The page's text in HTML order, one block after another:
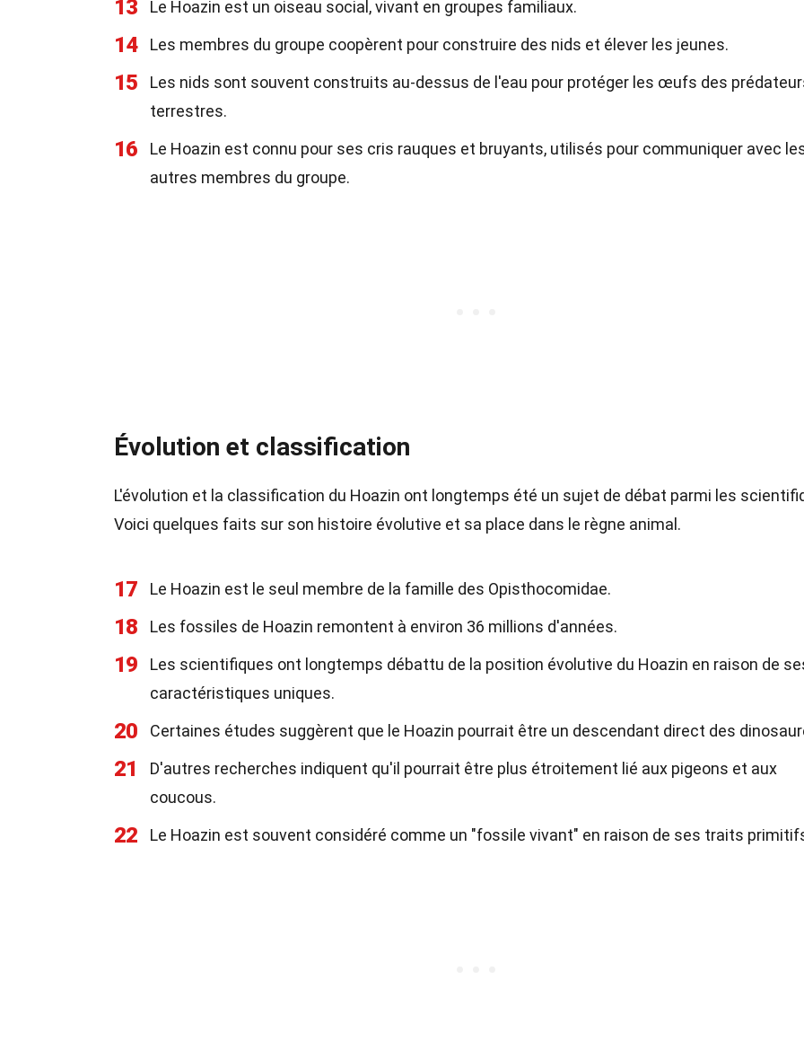
13 Le Hoazin est un oiseau social, vivant en groupes familiaux.
14 Les membres du groupe coopèrent pour construire des nids et élever les jeunes.
15
Les nids sont souvent construits au-dessus de l'eau pour protéger les œufs des
terrestres.
16
Le Hoazin est connu pour ses cris rauques et bruyants, utilisés pour communiquer avec
autres membres du groupe.
Évolution et classification
L'évolution et la classification du Hoazin ont longtemps été un sujet de débat parmi les
Voici quelques faits sur son histoire évolutive et sa place dans le règne animal.
17 Le Hoazin est le seul membre de la famille des Opisthocomidae.
18 Les fossiles de Hoazin remontent à environ 36 millions d'années.
19
Les scientifiques ont longtemps débattu de la position évolutive du Hoazin en raison de
caractéristiques uniques.
20 Certaines études suggèrent que le Hoazin pourrait être un descendant direct des
21
D'autres recherches indiquent qu'il pourrait être plus étroitement lié aux pigeons et aux
coucous.
22 Le Hoazin est souvent considéré comme un "fossile vivant" en raison de ses traits